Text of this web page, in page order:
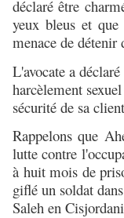
déclaré être
yeux bleus et
menace de
L'avocate a
harcèlement
sécurité de sa
Rappelons que
lutte contre
à huit mois de
giflé un soldat
Saleh en